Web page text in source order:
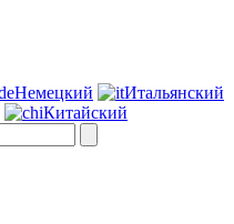
Немецкий
Итальянский
Китайский